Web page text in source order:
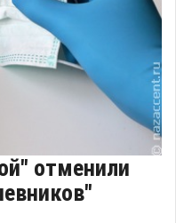
отменили